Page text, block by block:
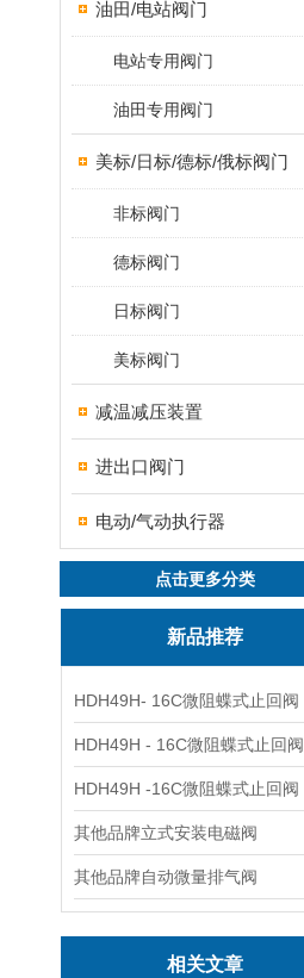
油田/电站阀门
电站专用阀门
油田专用阀门
美标/日标/德标/俄标阀门
非标阀门
德标阀门
日标阀门
美标阀门
减温减压装置
进出口阀门
电动/气动执行器
点击更多分类
新品推荐
HDH49H- 16C微阻蝶式止回阀
HDH49H - 16C微阻蝶式止回阀
HDH49H -16C微阻蝶式止回阀
其他品牌立式安装电磁阀
其他品牌自动微量排气阀
相关文章